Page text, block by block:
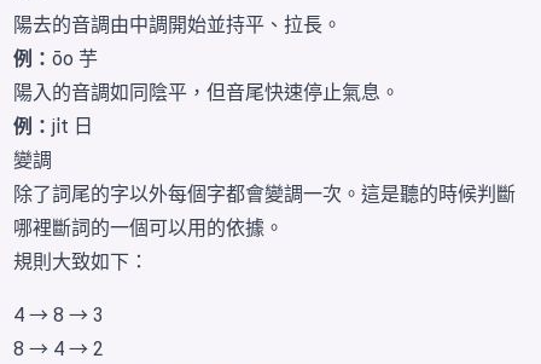
陽去的音調由中調開始並持平、拉長。
例：ōo 芋
陽入的音調如同陰平，但音尾快速停止氣息。
例：ji̍t 日
變調
除了詞尾的字以外每個字都會變調一次。這是聽的時候判斷
哪裡斷詞的一個可以用的依據。
規則大致如下：
4 → 8 → 3
8 → 4 → 2